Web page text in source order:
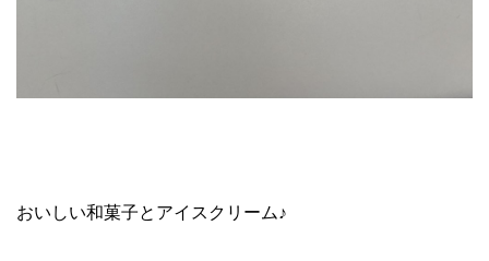
おいしい和菓子とアイスクリーム♪